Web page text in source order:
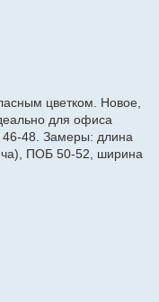
цветком. Новое,
для офиса
48. Замеры: длина
ПОБ 50-52, ширина